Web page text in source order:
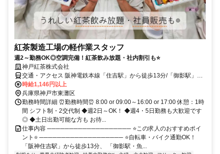
紅茶製造工場の軽作業スタッフ
週2～勤務OK◎空調完備！紅茶飲み放題・社内割引も⭐
神戸紅茶株式会社
交通・アクセス 阪神電鉄本線「住吉駅」から徒歩13分/「御影駅」か
ら徒歩15分
時給1,146円以上
兵庫県神戸市東灘区
勤務時間詳細 ⏰勤務時間⏰ 8:00 or 09:00～16:00 or 17:00 休憩：1時
間 シフト制・2交代制 ◆週2日～OK！ ◆週4・5日勤務も大歓迎です
◎ ◆土日出勤可能な方も お待...
仕事内容 ─────────────────── ⭐この求人のおすすめポイ
ント⭐ ─────────────────── ⭐自転車・バイク通勤OK！
「阪神住吉駅」から徒歩13分、 「御影駅・魚...